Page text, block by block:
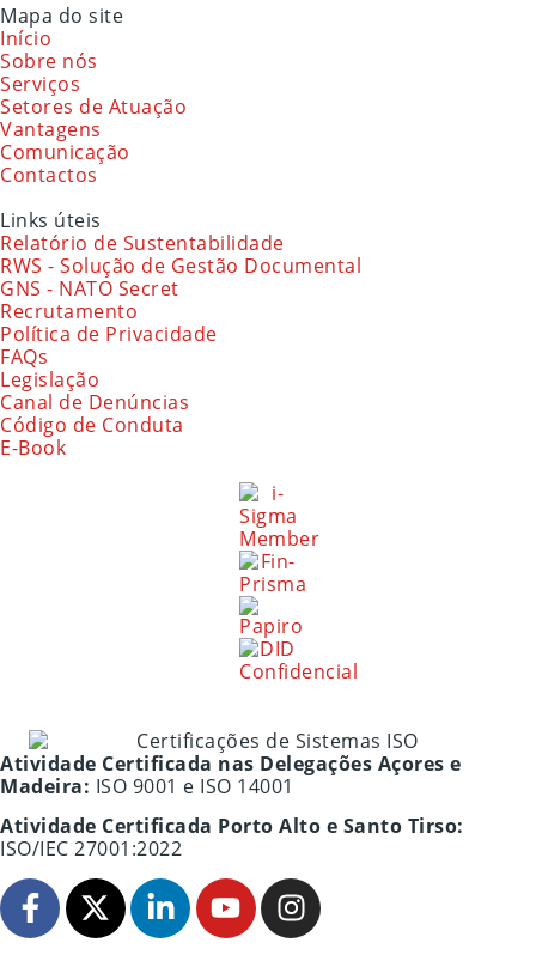
Mapa do site
Início
Sobre nós
Serviços
Setores de Atuação
Vantagens
Comunicação
Contactos
Links úteis
Relatório de Sustentabilidade
RWS - Solução de Gestão Documental
GNS - NATO Secret
Recrutamento
Política de Privacidade
FAQs
Legislação
Canal de Denúncias
Código de Conduta
E-Book
Atividade Certificada nas Delegações Açores e
Madeira: ISO 9001 e ISO 14001
Atividade Certificada Porto Alto e Santo Tirso:
ISO/IEC 27001:2022